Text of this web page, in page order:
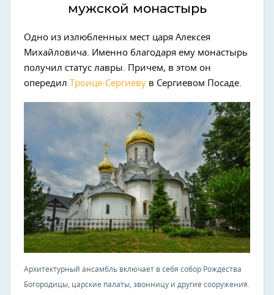
мужской монастырь
Одно из излюбленных мест царя Алексея
Михайловича. Именно благодаря ему монастырь
получил статус лавры. Причем, в этом он
опередил
Троице-Сергиеву в Сергиевом Посаде.
Архитектурный ансамбль включает в себя собор Рождества
Богородицы, царские палаты, звонницу и другие сооружения.